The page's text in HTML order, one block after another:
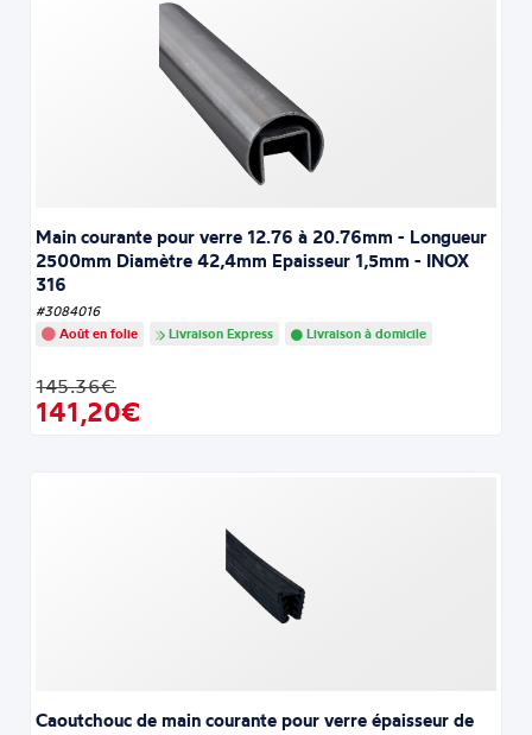
Main courante pour verre 12.76 à 20.76mm - Longueur
2500mm Diamètre 42,4mm Epaisseur 1,5mm - INOX
316
#3084016
Août en folie
Livraison Express Livraison à domicile
145.36€
141,20€
Caoutchouc de main courante pour verre épaisseur de